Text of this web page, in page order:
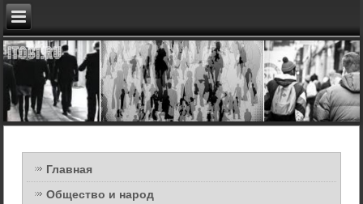
Главная
Общество и народ